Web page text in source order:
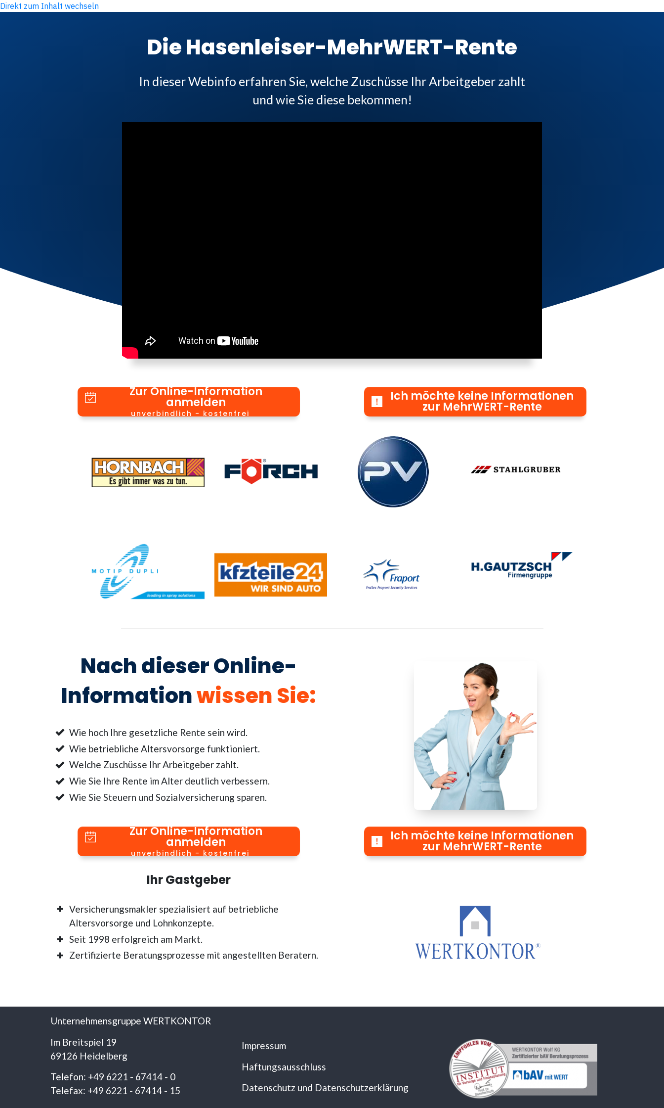
Direkt zum Inhalt wechseln
Die Hasenleiser-MehrWERT-Rente
In dieser Webinfo erfahren Sie, welche Zuschüsse Ihr Arbeitgeber zahlt
und wie Sie diese bekommen!
Zur Online-Information
anmelden
unverbindlich - kostenfrei
Ich möchte keine Informationen
zur MehrWERT-Rente
Nach dieser Online-
Informationwissen Sie:
Wie hoch Ihre gesetzliche Rente sein wird.
Wie betriebliche Altersvorsorge funktioniert.
Welche Zuschüsse Ihr Arbeitgeber zahlt.
Wie Sie Ihre Rente im Alter deutlich verbessern.
Wie Sie Steuern und Sozialversicherung sparen.
Zur Online-Information
anmelden
unverbindlich - kostenfrei
Ich möchte keine Informationen
zur MehrWERT-Rente
Ihr Gastgeber
Versicherungsmakler spezialisiert auf betriebliche
Altersvorsorge und Lohnkonzepte.
Seit 1998 erfolgreich am Markt.
Zertifizierte Beratungsprozesse mit angestellten Beratern.
Unternehmensgruppe WERTKONTOR
Im Breitspiel 19
69126 Heidelberg
Telefon: +49 6221 - 67414 - 0
Telefax: +49 6221 - 67414 - 15
Impressum
Haftungsausschluss
Datenschutz und Datenschutzerklärung